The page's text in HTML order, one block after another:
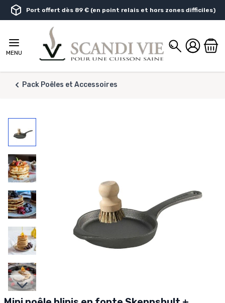
Aller au contenu
Port offert dès 89 € (en point relais et hors zones difficiles)
MENU
Chercher
Pack Poêles et Accessoires
Slides suivantes